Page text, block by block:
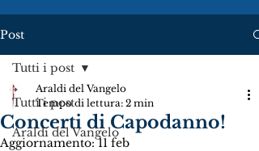
Post
Tutti i post
Araldi del Vangelo
Tutti i post
Concerti di Capodanno!
Araldi del Vangelo
Tempo di lettura: 2 min
Aggiornamento:11 feb